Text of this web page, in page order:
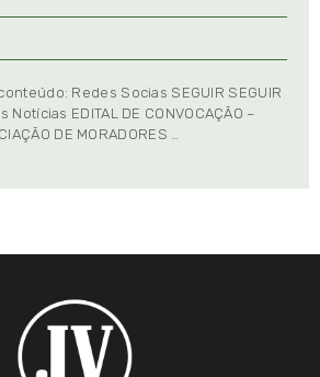
Redes Socias SEGUIR SEGUIR
EDITAL DE CONVOCAÇÃO –
DE MORADORES …